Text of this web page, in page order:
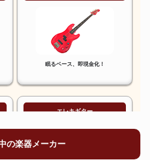
眠るベース、即現金化！
エレキギター
の楽器メーカー